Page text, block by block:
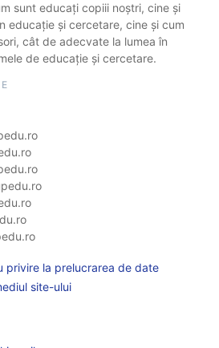
sunt educați copiii noștri, cine și
educație și cercetare, cine și cum
cât de adecvate la lumea în
de educație și cercetare.
privire la prelucrarea de date
site-ului